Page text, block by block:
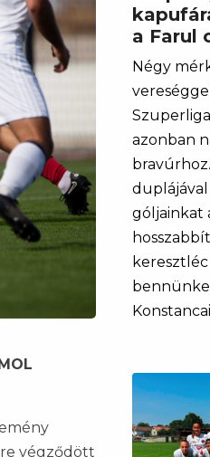
végződött
a Farul
Négy
azonban
góljainkat